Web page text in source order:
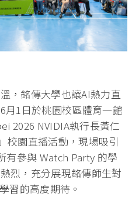
，銘傳大學也讓AI熱力直
月1日於桃園校區體育一館
2026 NVIDIA執行長黃仁
校園直播活動，現場吸引
有參與 Watch Party 的學
烈，充分展現銘傳師生對
習的高度期待。